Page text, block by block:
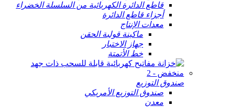
قاطع الدائرة الكهربائية من السلسلة الخضراء
أجزاء قاطع الدائرة
معدات الإنتاج
ماكينة قولبة الحقن
جهاز الاختبار
خط الأتمتة
صندوق التوزيع
صندوق التوزيع الأمريكي
معدن